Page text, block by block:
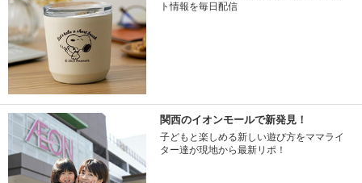
ト情報を毎日配信
関西のイオンモールで新発見！
子どもと楽しめる新しい遊び方をママライ
ター達が現地から最新リポ！